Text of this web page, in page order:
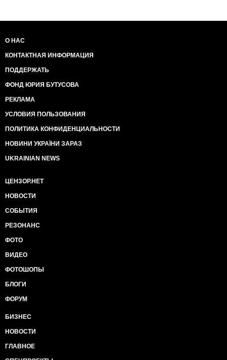
О НАС
КОНТАКТНАЯ ИНФОРМАЦИЯ
ПОДДЕРЖАТЬ
ФОНД ЮРИЯ БУТУСОВА
РЕКЛАМА
УСЛОВИЯ ПОЛЬЗОВАНИЯ
ПОЛИТИКА КОНФИДЕНЦИАЛЬНОСТИ
НОВИНИ УКРАЇНИ ЗАРАЗ
UKRAINIAN NEWS
ЦЕНЗОР.НЕТ
НОВОСТИ
СОБЫТИЯ
РЕЗОНАНС
ФОТО
ВИДЕО
ФОТОШОПЫ
БЛОГИ
ФОРУМ
БИЗНЕС
НОВОСТИ
ГЛАВНОЕ